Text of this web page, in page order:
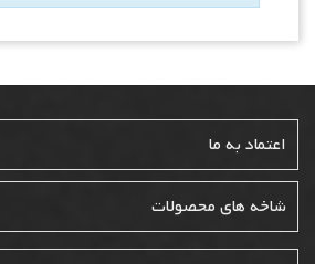
اعتماد به ما
شاخه های محصولات